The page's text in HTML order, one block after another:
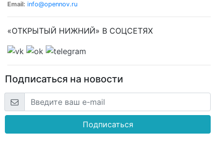
Email: info@opennov.ru
«ОТКРЫТЫЙ НИЖНИЙ» В СОЦСЕТЯХ
Подписаться на новости
Подписаться